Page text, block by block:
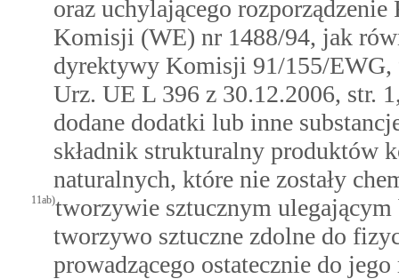
oraz uchylającego
Komisji (WE) nr 1488/94, jak
dyrektywy Komisji 91/155/
Urz. UE L 396 z 30.12.2006, str.
dodane dodatki lub inne
składnik strukturalny produktów
naturalnych, które nie zostały
11ab)tworzywie sztucznym
tworzywo sztuczne zdolne do
prowadzącego ostatecznie do